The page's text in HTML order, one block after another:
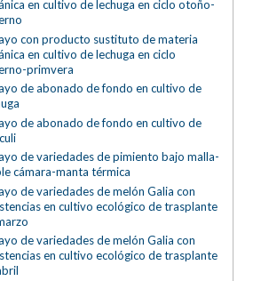
en cultivo de lechuga en ciclo otoño-
con producto sustituto de materia
en cultivo de lechuga en ciclo
primvera
de abonado de fondo en cultivo de
de abonado de fondo en cultivo de
de variedades de pimiento bajo malla-
cámara-manta térmica
de variedades de melón Galia con
en cultivo ecológico de trasplante
de variedades de melón Galia con
en cultivo ecológico de trasplante